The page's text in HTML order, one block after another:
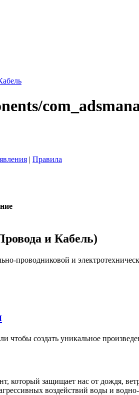
| Правила
и Кабель)
проводниковой и
чтобы создать уникальное
который защищает нас от дождя,
воздействий воды и